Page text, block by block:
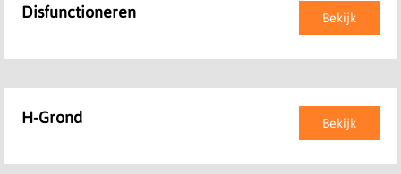
Bekijk
Disfunctioneren
Bekijk
H-Grond